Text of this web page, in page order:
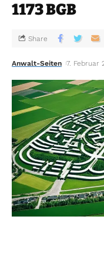
1173 BGB
Anwalt-Seiten 7. Februar
Share